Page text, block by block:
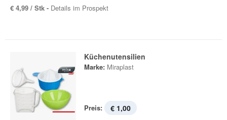
€ 4,99 / Stk - Details im Prospekt
Küchenutensilien
Marke: Miraplast
Preis: € 1,00